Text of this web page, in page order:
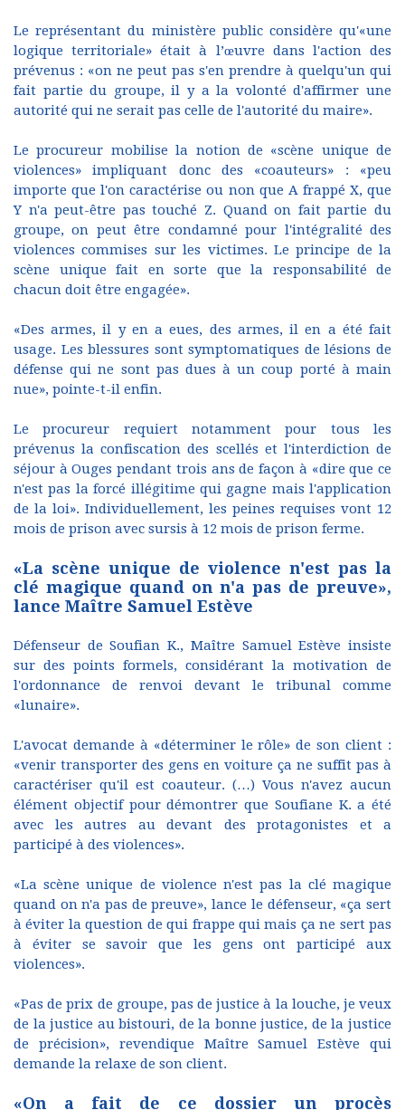
Le représentant du ministère public considère qu'«une
logique territoriale» était à l’œuvre dans l'action des
prévenus : «on ne peut pas s'en prendre à quelqu'un qui
fait partie du groupe, il y a la volonté d'affirmer une
autorité qui ne serait pas celle de l'autorité du maire».
Le procureur mobilise la notion de «scène unique de
violences» impliquant donc des «coauteurs» : «peu
importe que l'on caractérise ou non que A frappé X, que
Y n'a peut-être pas touché Z. Quand on fait partie du
groupe, on peut être condamné pour l'intégralité des
violences commises sur les victimes. Le principe de la
scène unique fait en sorte que la responsabilité de
chacun doit être engagée».
«Des armes, il y en a eues, des armes, il en a été fait
usage. Les blessures sont symptomatiques de lésions de
défense qui ne sont pas dues à un coup porté à main
nue», pointe-t-il enfin.
Le procureur requiert notamment pour tous les
prévenus la confiscation des scellés et l'interdiction de
séjour à Ouges pendant trois ans de façon à «dire que ce
n'est pas la forcé illégitime qui gagne mais l'application
de la loi». Individuellement, les peines requises vont 12
mois de prison avec sursis à 12 mois de prison ferme.
«La scène unique de violence n'est pas la
clé magique quand on n'a pas de preuve»,
lance Maître Samuel Estève
Défenseur de Soufian K., Maître Samuel Estève insiste
sur des points formels, considérant la motivation de
l'ordonnance de renvoi devant le tribunal comme
«lunaire».
L'avocat demande à «déterminer le rôle» de son client :
«venir transporter des gens en voiture ça ne suffit pas à
caractériser qu'il est coauteur. (…) Vous n'avez aucun
élément objectif pour démontrer que Soufiane K. a été
avec les autres au devant des protagonistes et a
participé à des violences».
«La scène unique de violence n'est pas la clé magique
quand on n'a pas de preuve», lance le défenseur, «ça sert
à éviter la question de qui frappe qui mais ça ne sert pas
à éviter se savoir que les gens ont participé aux
violences».
«Pas de prix de groupe, pas de justice à la louche, je veux
de la justice au bistouri, de la bonne justice, de la justice
de précision», revendique Maître Samuel Estève qui
demande la relaxe de son client.
«On a fait de ce dossier un procès